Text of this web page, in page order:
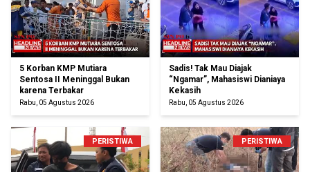
5 Korban KMP Mutiara
Sentosa II Meninggal Bukan
karena Terbakar
Rabu, 05 Agustus 2026
Sadis! Tak Mau Diajak
“Ngamar”, Mahasiswi Dianiaya
Kekasih
Rabu, 05 Agustus 2026
PERISTIWA PERISTIWA